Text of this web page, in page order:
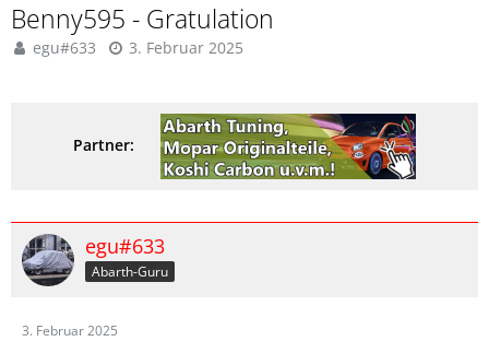
Benny595 - Gratulation
egu#633 3. Februar 2025
Partner:
egu#633
Abarth-Guru
3. Februar 2025